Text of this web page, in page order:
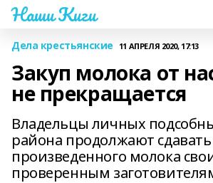
Наши Киги
Дела крестьянские 11 АПРЕЛЯ 2020, 17:13
Закуп молока от
не прекращается
Владельцы личных
района продолжают
произведенного молока
проверенным